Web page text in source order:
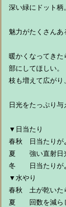
深い緑にドット柄。
魅力がたくさんあ
暖かくなってきた
部にしてほしい。
枝も増えて広がり
日光をたっぷり与
▼日当たり
春秋 日当たりが
夏 強い直射日
冬 日当たりが
▼水やり
春秋 土が乾いた
夏 回数を減ら